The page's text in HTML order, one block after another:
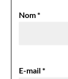
Nom*
E-mail*